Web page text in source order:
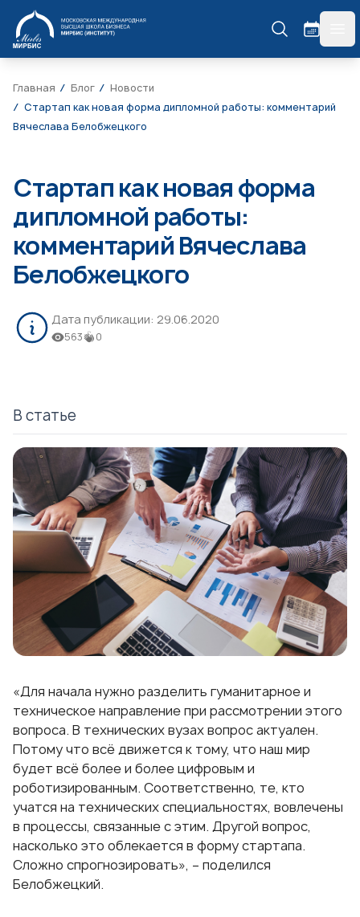
МИРБИС
Главная Блог
Новости
Стартап как новая форма дипломной работы: комментарий
Вячеслава Белобжецкого
Стартап как новая форма
дипломной работы:
комментарий Вячеслава
Белобжецкого
Дата публикации: 29.06.2020
563 0
В статье
«Для начала нужно разделить гуманитарное и
техническое направление при рассмотрении этого
вопроса. В технических вузах вопрос актуален.
Потому что всё движется к тому, что наш мир
будет всё более и более цифровым и
роботизированным. Соответственно, те, кто
учатся на технических специальностях, вовлечены
в процессы, связанные с этим. Другой вопрос,
насколько это облекается в форму стартапа.
Сложно спрогнозировать», – поделился
Белобжецкий.